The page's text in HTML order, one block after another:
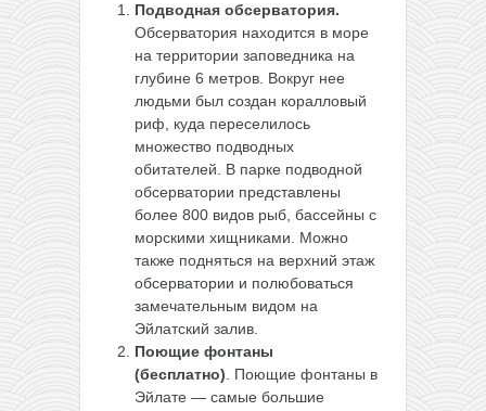
Подводная обсерватория.
Обсерватория находится в море
на территории заповедника на
глубине 6 метров. Вокруг нее
людьми был создан коралловый
риф, куда переселилось
множество подводных
обитателей. В парке подводной
обсерватории представлены
более 800 видов рыб, бассейны с
морскими хищниками. Можно
также подняться на верхний этаж
обсерватории и полюбоваться
замечательным видом на
Эйлатский залив.
Поющие фонтаны
(бесплатно) . Поющие фонтаны в
Эйлате — самые большие